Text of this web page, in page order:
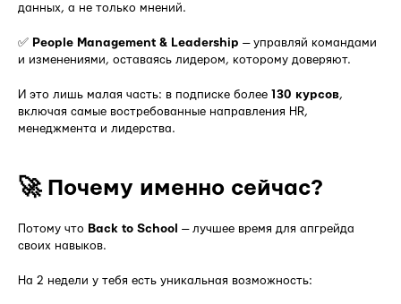
данных, а не только мнений.
✅ People Management & Leadership — управляй командами
и изменениями, оставаясь лидером, которому доверяют.
И это лишь малая часть: в подписке более 130 курсов,
включая самые востребованные направления HR,
менеджмента и лидерства.
🚀 Почему именно сейчас?
Потому что Back to School — лучшее время для апгрейда
своих навыков.
На 2 недели у тебя есть уникальная возможность: